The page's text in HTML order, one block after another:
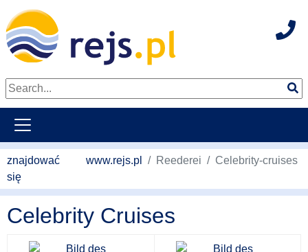
znajdować
się
www.rejs.pl Reederei Celebrity-cruises
Celebrity Cruises